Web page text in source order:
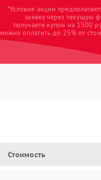
*Условия акции
заявку через текущую
получаете купон на 1500
можно оплатить до 25% от
Стоимость